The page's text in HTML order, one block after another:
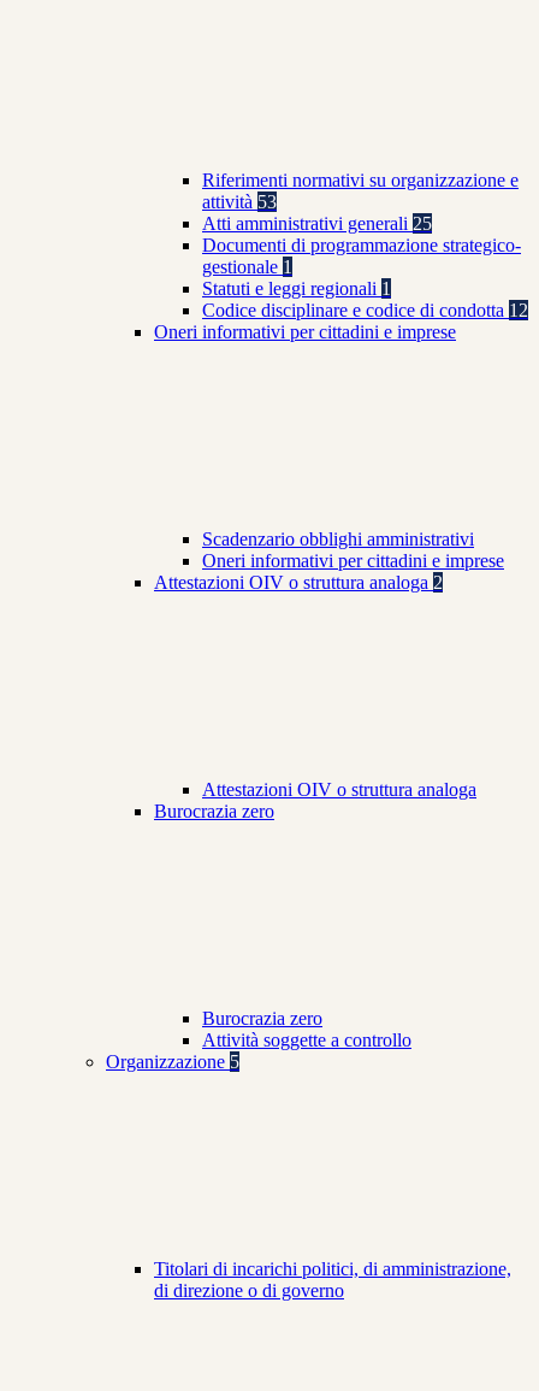
Riferimenti normativi su organizzazione e
attività 53
Atti amministrativi generali 25
Documenti di programmazione strategico-
gestionale 1
Statuti e leggi regionali 1
Codice disciplinare e codice di condotta 12
Oneri informativi per cittadini e imprese
Scadenzario obblighi amministrativi
Oneri informativi per cittadini e imprese
Attestazioni OIV o struttura analoga 2
Attestazioni OIV o struttura analoga
Burocrazia zero
Burocrazia zero
Attività soggette a controllo
Organizzazione 5
Titolari di incarichi politici, di amministrazione,
di direzione o di governo